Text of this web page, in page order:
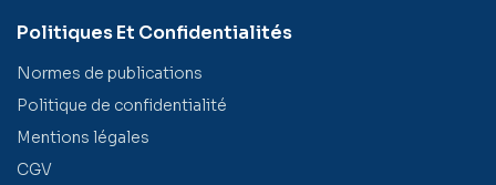
Politiques Et Confidentialités
Normes de publications
Politique de confidentialité
Mentions légales
CGV